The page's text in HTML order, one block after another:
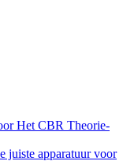
Het CBR Theorie-
juiste apparatuur voor